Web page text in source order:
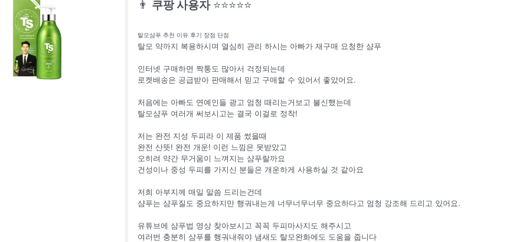
👨 쿠팡 사용자 ⭐⭐⭐⭐⭐
탈모샴푸 추천 이유 후기 장점 단점
탈모 약까지 복용하시며 열심히 관리 하시는 아빠가 재구매 요청한 샴푸
인터넷 구매하면 짝퉁도 많아서 걱정되는데
로켓배송은 공급받아 판매해서 믿고 구매할 수 있어서 좋았어요.
처음에는 아빠도 연예인들 광고 엄청 때리는거보고 불신했는데
탈모샴푸 여러개 써보시고는 결국 이걸로 정착!
저는 완전 지성 두피라 이 제품 썼을때
완전 산뜻! 완전 개운! 이런 느낌은 못받았고
오히려 약간 무거움이 느껴지는 샴푸랄까요
건성이나 중성 두피를 가지신 분들은 개운하게 사용하실 것 같아요
저희 아부지께 매일 말씀 드리는건데
샴푸는 샴푸질도 중요하지만 행궈내는게 너무너무너무 중요하다고 엄청 강조해 드리고 있어요.
유튜브에 샴푸법 영상 찾아보시고 꼭꼭 두피마사지도 해주시고
여러번 충분히 샴푸를 행궈내줘야 냄새도 탈모완화에도 도움을 줍니다